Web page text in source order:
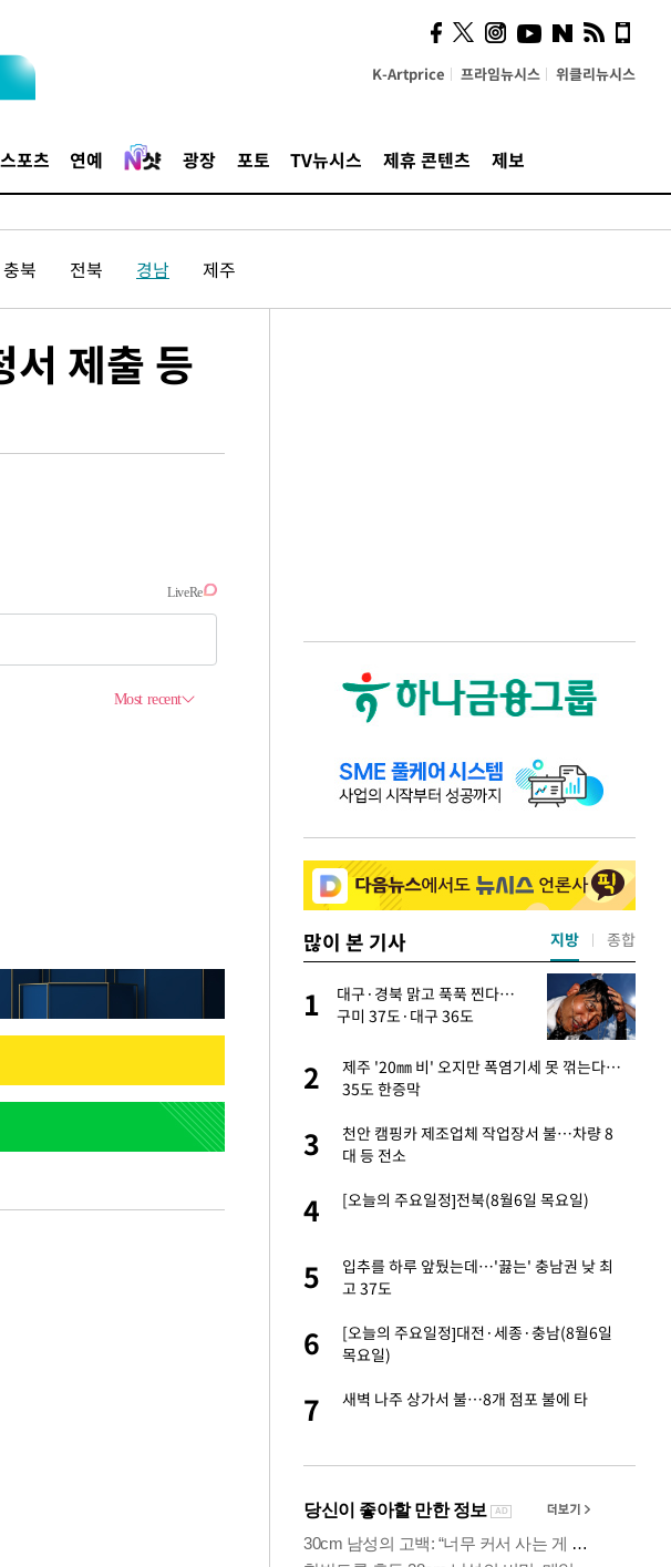
K-Artprice 프라임뉴시스 위클리뉴시스
스포츠 연예 광장 포토 TV뉴시스 제휴 콘텐츠 제보
충북 전북 경남 제주
제출 등
많이 본 기사
정웅인 첫째 딸, 연기자 지
망…또 배우 꿈꾸는 스타 2세
계 주목
정부, 전 산업에 'AI 옷' 입힌다…AI 로봇 연
1000대 보급 추진
1
대구·경북 맑고 푹푹 찐다…
구미 37도·대구 36도
2
제주 '20㎜ 비' 오지만 폭염기세 못 꺾는다…
35도 한증막
3
천안 캠핑카 제조업체 작업장서 불…차량 8
대 등 전소
4 [오늘의 주요일정]전북(8월6일 목요일)
5
입추를 하루 앞뒀는데…'끓는' 충남권 낮 최
고 37도
6
[오늘의 주요일정]대전·세종·충남(8월6일
목요일)
7 새벽 나주 상가서 불…8개 점포 불에 타
지방 종합